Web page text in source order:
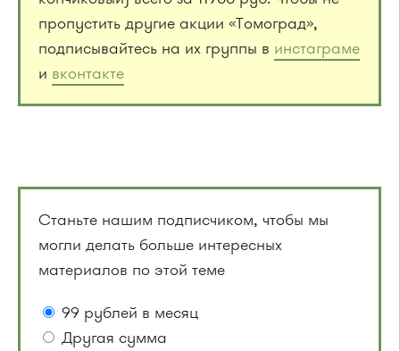
пропустить другие акции «Томоград»,
подписывайтесь на их группы в инстаграме
и вконтакте
Станьте нашим подписчиком, чтобы мы
могли делать больше интересных
материалов по этой теме
99 рублей в месяц
Другая сумма